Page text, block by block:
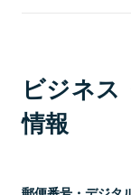
ビジネス
情報